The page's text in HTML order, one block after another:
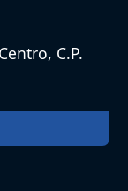
C.P.